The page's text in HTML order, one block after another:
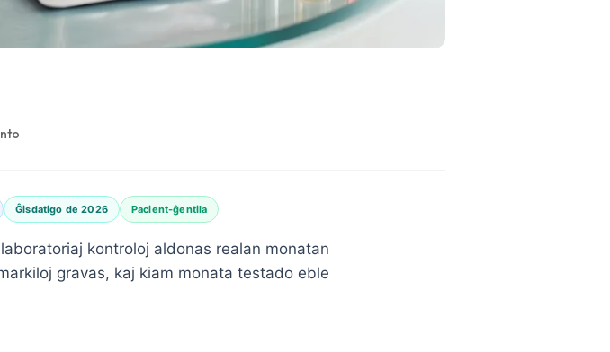
Ĝisdatigo de 2026 Pacient-ĝentila
kontroloj aldonas realan monatan
gravas, kaj kiam monata testado eble